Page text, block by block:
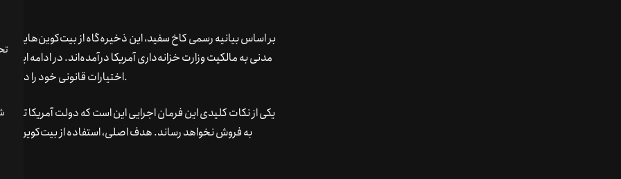
بر اساس بیانیه رسمی کاخ سفید، این ذخیره‌گاه از بیت‌کوین‌هایی
مدنی به مالکیت وزارت خزانه‌داری آمریکا درآمده‌اند. در ادامه این
اختیارات قانونی خود را در زمینه انتقال دارایی‌های دیجیتال به این ذخیره‌گاه بررسی کنند.
یکی از نکات کلیدی این فرمان اجرایی این است که دولت آمریکا
به فروش نخواهد رساند. هدف اصلی، استفاده از بیت‌کوین